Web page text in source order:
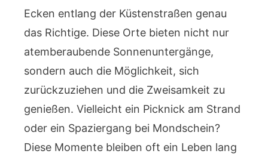
Ecken entlang der Küstenstraßen genau
das Richtige. Diese Orte bieten nicht nur
atemberaubende Sonnenuntergänge,
sondern auch die Möglichkeit, sich
zurückzuziehen und die Zweisamkeit zu
genießen. Vielleicht ein Picknick am Strand
oder ein Spaziergang bei Mondschein?
Diese Momente bleiben oft ein Leben lang